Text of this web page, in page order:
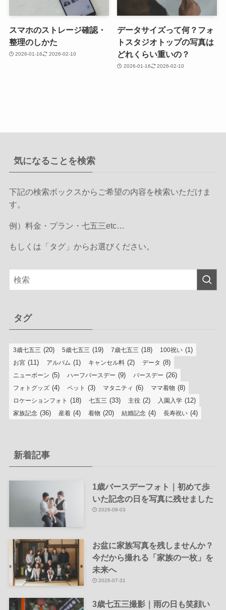
スマホのストレージ確認・
整理のしかた
2026-01-16 2026-02-10
データサイズって何？フォ
トスタジオトップの写真は
どれくらい重いの？
2026-01-16 2026-02-10
気になることを検索
下記の検索ボックスからご希望の内容を検索いただけま
す。
例）料金・プラン・七五三etc…
もしくは「タグ」からお選びください。
タグ
3歳七五三 (20) 5歳七五三 (19) 7歳七五三 (18) 100祝い (1)
お宮 (11) アルバム (1) キャンセル料 (2) データ (8)
ニューボーン (5) ハーフバースデー (9) バースデー (26)
フォトグッズ (4) ペット (3) マタニティ (6) ママ着物 (8)
ロケーションフォト (18) 七五三 (33) 主役 (2) 入園入学 (12)
家族記念 (36) 産着 (4) 着物 (20) 結婚記念 (4) 長寿祝い (4)
新着記事
1歳バースデーフォト｜初めて歩
いた記念の日を写真に残せました
2026-08-03
お盆に家族写真を残しませんか？
今だから撮れる「家族の一枚」を
未来へ
2026-07-31
3歳七五三撮影｜雨の日も笑顔い